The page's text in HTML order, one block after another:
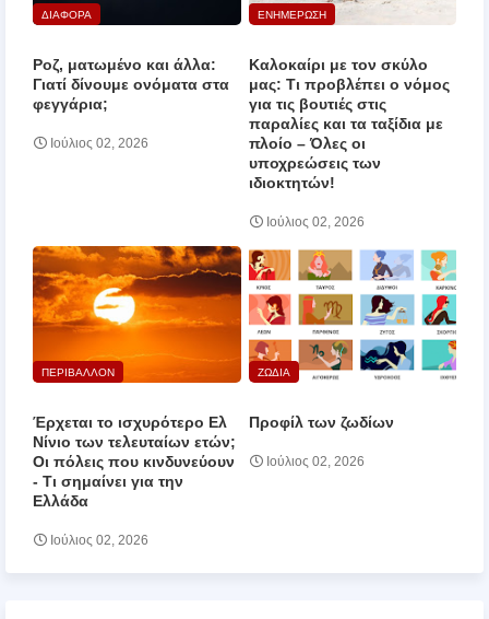
ΔΙΑΦΟΡΑ
Ροζ, ματωμένο και άλλα:
Γιατί δίνουμε ονόματα στα
φεγγάρια;
Ιούλιος 02, 2026
ΕΝΗΜΕΡΩΣΗ
Καλοκαίρι με τον σκύλο
μας: Τι προβλέπει ο νόμος
για τις βουτιές στις
παραλίες και τα ταξίδια με
πλοίο – Όλες οι
υποχρεώσεις των
ιδιοκτητών!
Ιούλιος 02, 2026
ΠΕΡΙΒΑΛΛΟΝ
Έρχεται το ισχυρότερο Ελ
Νίνιο των τελευταίων ετών;
Οι πόλεις που κινδυνεύουν
‑ Τι σημαίνει για την
Ελλάδα
Ιούλιος 02, 2026
ΖΩΔΙΑ
Προφίλ των ζωδίων
Ιούλιος 02, 2026